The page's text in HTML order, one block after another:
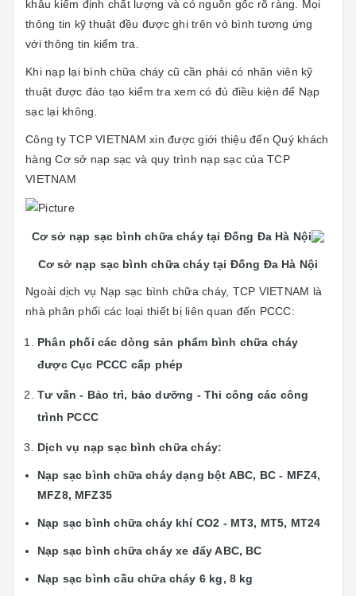
khâu kiểm định chất lượng và có nguồn gốc rõ ràng. Mọi
thông tin kỹ thuật đều được ghi trên vỏ bình tương ứng
với thông tin kiểm tra.
Khi nạp lại bình chữa cháy cũ cần phải có nhân viên kỹ
thuật được đào tạo kiểm tra xem có đủ điều kiện để Nạp
sạc lại không.
Công ty TCP VIETNAM xin được giới thiệu đến Quý khách
hàng Cơ sở nạp sạc và quy trình nạp sạc của TCP
VIETNAM
Cơ sở nạp sạc bình chữa cháy tại Đống Đa Hà Nội
Cơ sở nạp sạc bình chữa cháy tại Đống Đa Hà Nội
Ngoài dịch vụ Nạp sạc bình chữa cháy, TCP VIETNAM là
nhà phân phối các loại thiết bị liên quan đến PCCC:
Phân phối các dòng sản phẩm bình chữa cháy
được Cục PCCC cấp phép
Tư vấn - Bảo trì, bảo dưỡng - Thi công các công
trình PCCC
Dịch vụ nạp sạc bình chữa cháy:
Nạp sạc bình chữa cháy dạng bột ABC, BC - MFZ4,
MFZ8, MFZ35
Nạp sạc bình chữa cháy khí CO2 - MT3, MT5, MT24
Nạp sạc bình chữa cháy xe đẩy ABC, BC
Nạp sạc bình cầu chữa cháy 6 kg, 8 kg